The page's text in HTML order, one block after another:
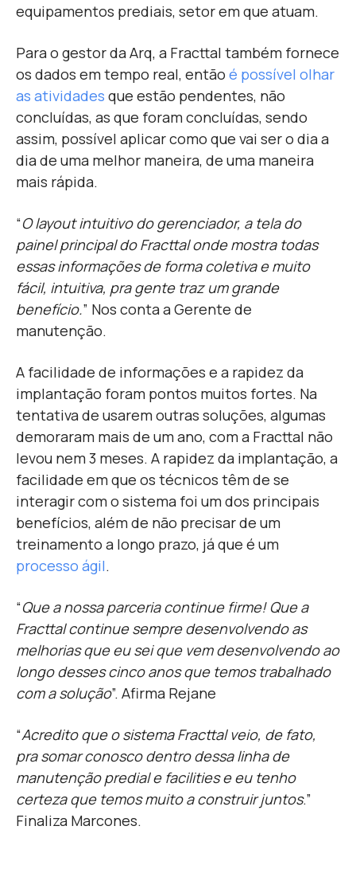
equipamentos prediais, setor em que atuam.
Para o gestor da Arq, a Fracttal também fornece
os dados em tempo real, então é possível olhar
as atividades que estão pendentes, não
concluídas, as que foram concluídas, sendo
assim, possível aplicar como que vai ser o dia a
dia de uma melhor maneira, de uma maneira
mais rápida.
“O layout intuitivo do gerenciador, a tela do
painel principal do Fracttal onde mostra todas
essas informações de forma coletiva e muito
fácil, intuitiva, pra gente traz um grande
benefício.” Nos conta a Gerente de
manutenção.
A facilidade de informações e a rapidez da
implantação foram pontos muitos fortes. Na
tentativa de usarem outras soluções, algumas
demoraram mais de um ano, com a Fracttal não
levou nem 3 meses. A rapidez da implantação, a
facilidade em que os técnicos têm de se
interagir com o sistema foi um dos principais
benefícios, além de não precisar de um
treinamento a longo prazo, já que é um
processo ágil.
“Que a nossa parceria continue firme! Que a
Fracttal continue sempre desenvolvendo as
melhorias que eu sei que vem desenvolvendo ao
longo desses cinco anos que temos trabalhado
com a solução”. Afirma Rejane
“Acredito que o sistema Fracttal veio, de fato,
pra somar conosco dentro dessa linha de
manutenção predial e facilities e eu tenho
certeza que temos muito a construir juntos.”
Finaliza Marcones.